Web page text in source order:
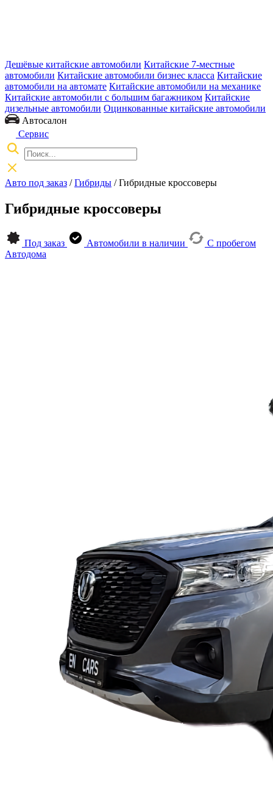
Дешёвые китайские автомобили Китайские 7-местные
автомобили Китайские автомобили бизнес класса Китайские
автомобили на автомате Китайские автомобили на механике
Китайские автомобили с большим багажником Китайские
дизельные автомобили Оцинкованные китайские автомобили
Автосалон
Сервис
Авто под заказ / Гибриды / Гибридные кроссоверы
Гибридные кроссоверы
Под заказ Автомобили в наличии
С пробегом
Автодома